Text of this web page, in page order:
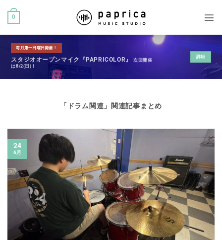
0
毎月第一日曜日開催！
スタジオオープンマイク『PAPRICOLOR』次回開催
は8/2(日)！
詳細
「 ドラム関連 」関連記事まとめ
24
6月